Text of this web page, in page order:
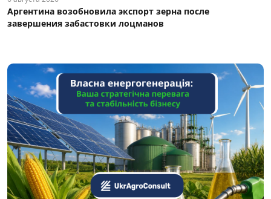
Аргентина возобновила экспорт зерна после
завершения забастовки лоцманов